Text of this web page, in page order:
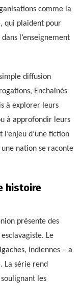
comme la
qui plaident pour
l’enseignement
diffusion
Enchaînés
à explorer leurs
à approfondir leurs
l’enjeu d’une fiction
nation se raconte
histoire
présente des
Le
indiennes – a
La série rend
les